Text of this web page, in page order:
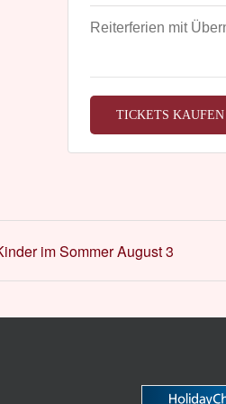
Reiterferien mit
TICKETS KAUFEN
im Sommer August 3